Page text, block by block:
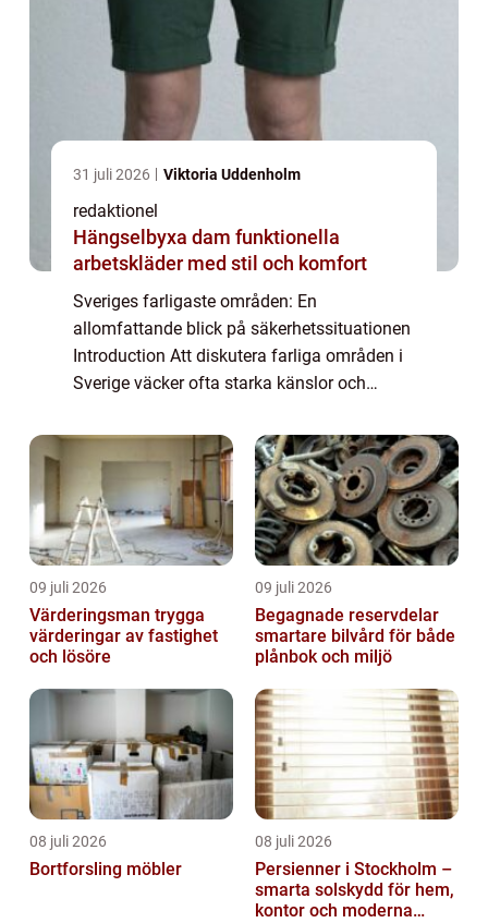
31 juli 2026 Viktoria Uddenholm
redaktionel
Hängselbyxa dam funktionella
arbetskläder med stil och komfort
Sveriges farligaste områden: En
allomfattande blick på säkerhetssituationen
Introduction Att diskutera farliga områden i
Sverige väcker ofta starka känslor och
granska och förstå situationen för att kunna
09 juli 2026
Värderingsman trygga
värderingar av fastighet
och lösöre
09 juli 2026
Begagnade reservdelar
smartare bilvård för både
plånbok och miljö
08 juli 2026
Bortforsling möbler
08 juli 2026
Persienner i Stockholm –
smarta solskydd för hem,
kontor och moderna